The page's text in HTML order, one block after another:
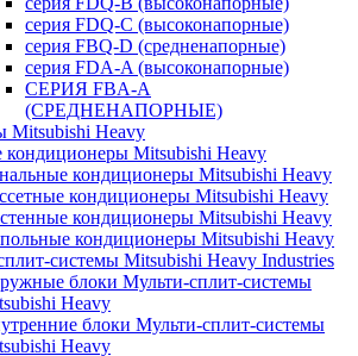
серия FDQ-C (высоконапорные)
серия FBQ-D (средненапорные)
серия FDA-A (высоконапорные)
СЕРИЯ FBA-A
(СРЕДНЕНАПОРНЫЕ)
Mitsubishi Heavy
кондиционеры Mitsubishi Heavy
кондиционеры Mitsubishi Heavy
кондиционеры Mitsubishi Heavy
кондиционеры Mitsubishi Heavy
кондиционеры Mitsubishi Heavy
системы Mitsubishi Heavy Industries
блоки Мульти-сплит-системы
Heavy
блоки Мульти-сплит-системы
Heavy